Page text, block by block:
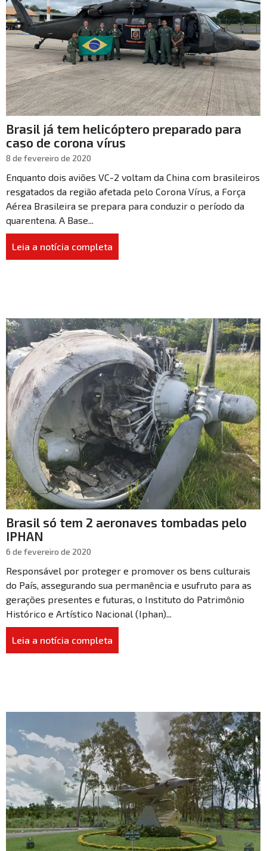
Brasil já tem helicóptero preparado para
caso de corona vírus
8 de fevereiro de 2020
Enquanto dois aviões VC-2 voltam da China com brasileiros
resgatados da região afetada pelo Corona Vírus, a Força
Aérea Brasileira se prepara para conduzir o período da
quarentena. A Base...
Leia a notícia completa
Brasil só tem 2 aeronaves tombadas pelo
IPHAN
6 de fevereiro de 2020
Responsável por proteger e promover os bens culturais
do País, assegurando sua permanência e usufruto para as
gerações presentes e futuras, o Instituto do Patrimônio
Histórico e Artístico Nacional (Iphan)...
Leia a notícia completa